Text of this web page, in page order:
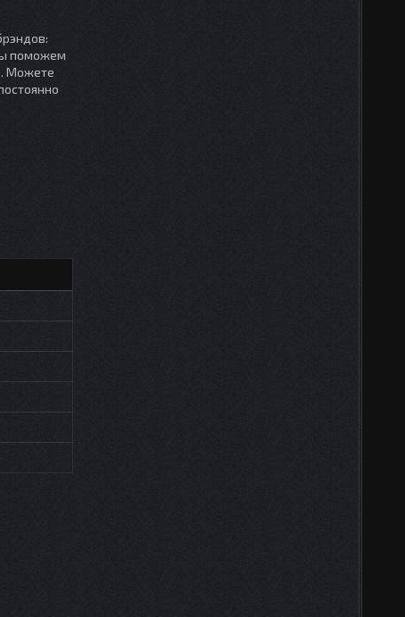
поможем
Можете